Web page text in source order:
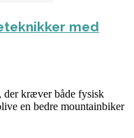
med
der kræver både fysisk
en bedre mountainbiker